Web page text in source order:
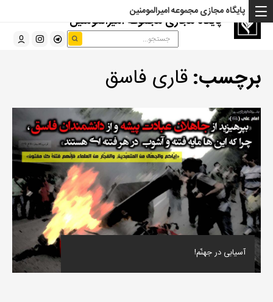
پایگاه مجازی مجموعه امیرالمومنین
پایگاه مجازی مجموعه امیرالمومنین
برچسب:قاری فاسق
آسیابى در جهنّم!